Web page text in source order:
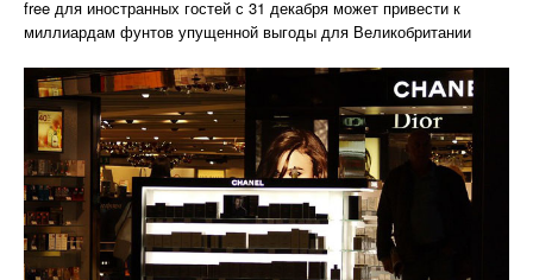
free для иностранных гостей с 31 декабря может привести к
миллиардам фунтов упущенной выгоды для Великобритании